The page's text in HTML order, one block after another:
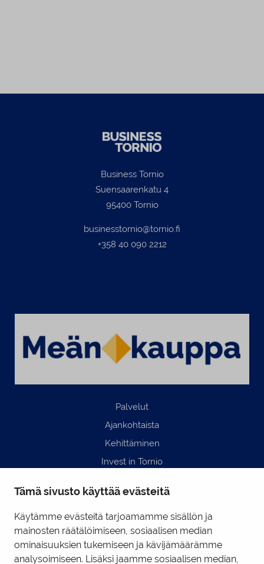
Tämä sivusto käyttää evästeitä
Käytämme evästeitä tarjoamamme sisällön ja
mainosten räätälöimiseen, sosiaalisen median
ominaisuuksien tukemiseen ja kävijämäärämme
analysoimiseen. Lisäksi jaamme sosiaalisen median,
Business Tornio
Suensaarenkatu 4
95400 Tornio
businesstornio@tornio.fi
+358 40 090 2212
Palvelut
Ajankohtaista
Kehittäminen
Invest in Tornio
Yhteystiedot
Hyödyllisiä linkkejä
Business Tornio Facebook